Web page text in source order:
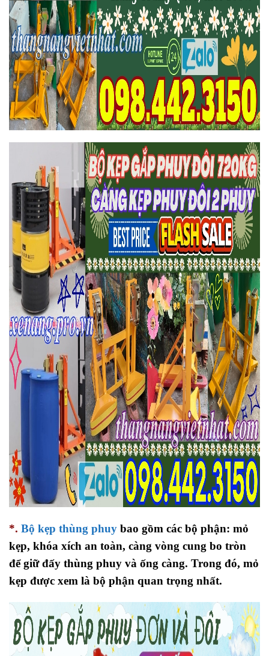
*. Bộ kẹp thùng phuy bao gồm các bộ phận: mỏ
kẹp, khóa xích an toàn, càng vòng cung bo tròn
để giữ đấy thùng phuy và ống càng. Trong đó, mỏ
kẹp được xem là bộ phận quan trọng nhất.